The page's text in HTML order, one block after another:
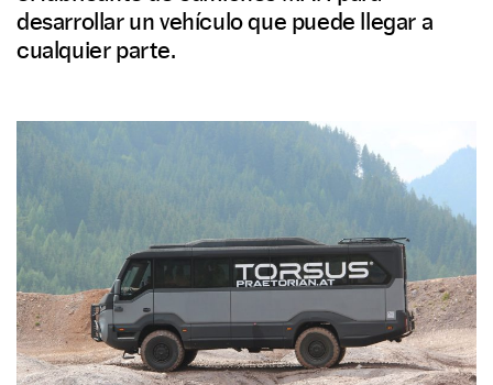
desarrollar un vehículo que puede llegar a
cualquier parte.